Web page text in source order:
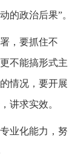
的政治后果”。
，要抓住不
不能搞形式主
情况，要开展
讲求实效。
业化能力，努